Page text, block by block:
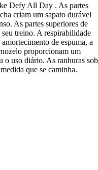
Defy All Day . As partes
criam um sapato durável
As partes superiores de
treino. A respirabilidade
de espuma, a
proporcionam um
o uso diário. As ranhuras sob
que se caminha.